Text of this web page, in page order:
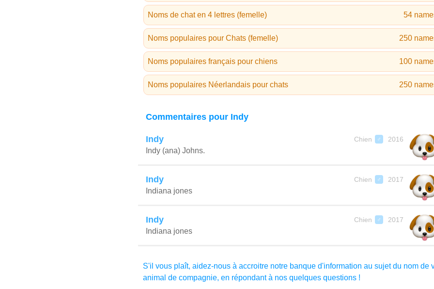
Noms de chat en 4 lettres (femelle) 54
Noms populaires pour Chats (femelle) 250
Noms populaires français pour chiens 100
Noms populaires Néerlandais pour chats 250
Commentaires pour Indy
Indy Chien ♂ 2016
Indy (ana) Johns.
Indy Chien ♂ 2017
Indiana jones
Indy Chien ♂ 2017
Indiana jones
S'il vous plaît, aidez-nous à accroitre notre banque d'information au sujet du nom de
animal de compagnie, en répondant à nos quelques questions !